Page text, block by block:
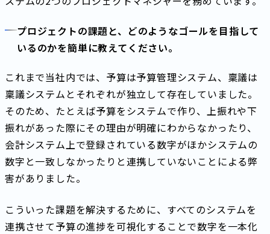
プロジェクトの課題と、どのようなゴールを目指して
いるのかを簡単に教えてください。
これまで当社内では、予算は予算管理システム、稟議は
稟議システムとそれぞれが独立して存在していました。
そのため、たとえば予算をシステムで作り、上振れや下
振れがあった際にその理由が明確にわからなかったり、
会計システム上で登録されている数字がほかシステムの
数字と一致しなかったりと連携していないことによる弊
害がありました。
こういった課題を解決するために、すべてのシステムを
連携させて予算の進捗を可視化することで数字を一本化